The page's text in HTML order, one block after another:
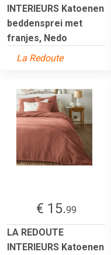
INTERIEURS Katoenen
beddensprei met
franjes, Nedo
La Redoute
€ 15.99
LA REDOUTE
INTERIEURS Katoenen